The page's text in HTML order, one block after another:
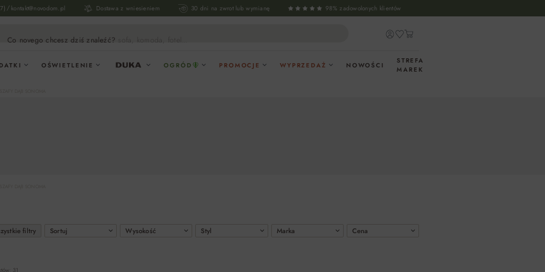
/ kontakt@novodom.pl Dostawa z wniesieniem 30 dni na zwrot lub wymianę 98% zadowolonych klientów
Co novego chcesz dziś znaleźć? sofa, komoda, fotel...
OŚWIETLENIE OGRÓD PROMOCJE WYPRZEDAŻ NOWOŚCI
STREFA
MAREK
filtry Cena
Sortuj Wysokość Styl Marka
31